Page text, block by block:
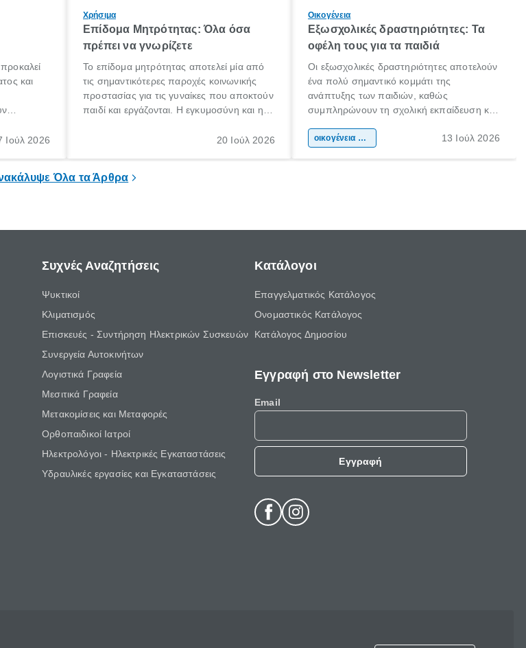
και
Ιούλ 2026
Χρήσιμα
Επίδομα Μητρότητας: Όλα όσα
πρέπει να γνωρίζετε
Το επίδομα μητρότητας αποτελεί μία από
τις σημαντικότερες παροχές κοινωνικής
προστασίας για τις γυναίκες που αποκτούν
παιδί και εργάζονται. Η εγκυμοσύνη και η
σημαντική περίοδος στη ζωή κάθε20 Ιούλ 2026
Οικογένεια
Εξωσχολικές δραστηριότητες: Τα
οφέλη τους για τα παιδιά
Οι εξωσχολικές δραστηριότητες αποτελούν
ένα πολύ σημαντικό κομμάτι της
ανάπτυξης των παιδιών, καθώς
συμπληρώνουν τη σχολική εκπαίδευση και
της προσωπικότητας, της κοινωνικότητας
οικογένεια & παιδί 13 Ιούλ 2026
Όλα τα Άρθρα
Συχνές Αναζητήσεις
Ψυκτικοί
Κλιματισμός
Επισκευές - Συντήρηση Ηλεκτρικών Συσκευών
Συνεργεία Αυτοκινήτων
Λογιστικά Γραφεία
Μεσιτικά Γραφεία
Μετακομίσεις και Μεταφορές
Ορθοπαιδικοί Ιατροί
Ηλεκτρολόγοι - Ηλεκτρικές Εγκαταστάσεις
Υδραυλικές εργασίες και Εγκαταστάσεις
Κατάλογοι
Επαγγελματικός Κατάλογος
Ονομαστικός Κατάλογος
Κατάλογος Δημοσίου
Εγγραφή στο Newsletter
Email
Εγγραφή